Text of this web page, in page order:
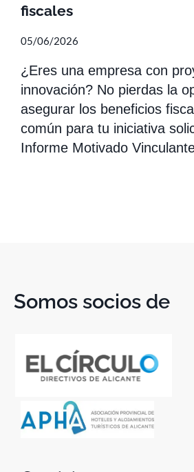
fiscales
05/06/2026
¿Eres una empresa con
innovación? No pierdas la
asegurar los beneficios
común para tu iniciativa
Informe Motivado
Somos socios de